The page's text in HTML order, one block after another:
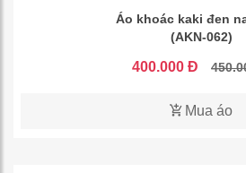
Áo khoác kaki đen
(AKN-062)
400.000 Đ
Mua áo